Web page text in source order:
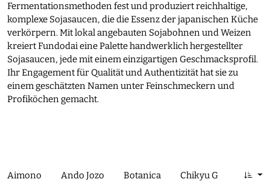
Fermentationsmethoden fest und produziert reichhaltige,
komplexe Sojasaucen, die die Essenz der japanischen Küche
verkörpern. Mit lokal angebauten Sojabohnen und Weizen
kreiert Fundodai eine Palette handwerklich hergestellter
Sojasaucen, jede mit einem einzigartigen Geschmacksprofil.
Ihr Engagement für Qualität und Authentizität hat sie zu
einem geschätzten Namen unter Feinschmeckern und
Profiköchen gemacht.
Aimono Ando Jozo Botanica Chikyu Greetings